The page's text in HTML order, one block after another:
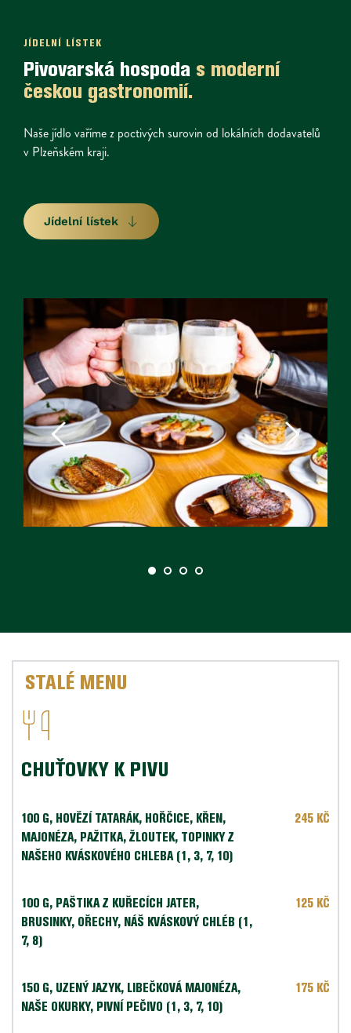
JÍDELNÍ LÍSTEK
Pivovarská hospoda s moderní
českou gastronomií.
Naše jídlo vaříme z poctivých surovin od lokálních dodavatelů
v Plzeňském kraji.
Jídelní lístek
STALÉ MENU
CHUŤOVKY K PIVU
100 G, HOVĚZÍ TATARÁK, HOŘČICE, KŘEN,
MAJONÉZA, PAŽITKA, ŽLOUTEK, TOPINKY Z
NAŠEHO KVÁSKOVÉHO CHLEBA (1, 3, 7, 10)
245 KČ
100 G, PAŠTIKA Z KUŘECÍCH JATER,
BRUSINKY, OŘECHY, NÁŠ KVÁSKOVÝ CHLÉB (1,
7, 8)
125 KČ
150 G, UZENÝ JAZYK, LIBEČKOVÁ MAJONÉZA,
NAŠE OKURKY, PIVNÍ PEČIVO (1, 3, 7, 10)
175 KČ